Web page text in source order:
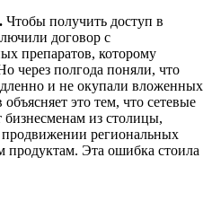
Чтобы получить доступ в
договор с
препаратов, которому
через полгода поняли, что
и не окупали вложенных
это тем, что сетевые
бизнесменам из столицы,
продвижении региональных
продуктам. Эта ошибка стоила